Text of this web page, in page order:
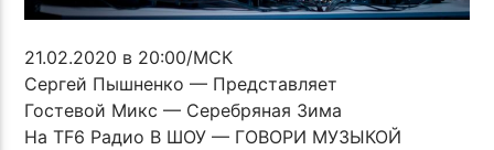
21.02.2020 в 20:00/МСК
Сергей Пышненко — Представляет
Гостевой Микс — Серебряная Зима
На TF6 Радио В ШОУ — ГОВОРИ МУЗЫКОЙ